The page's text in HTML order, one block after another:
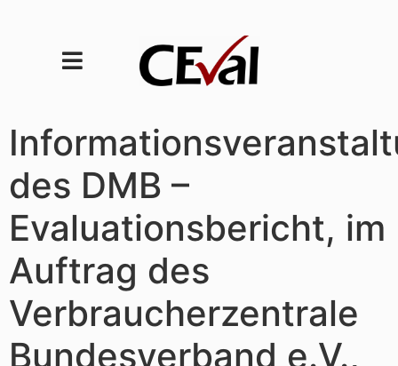
des DMB –
Evaluationsbericht, im
Auftrag des
Verbraucherzentrale
Bundesverband e.V.,